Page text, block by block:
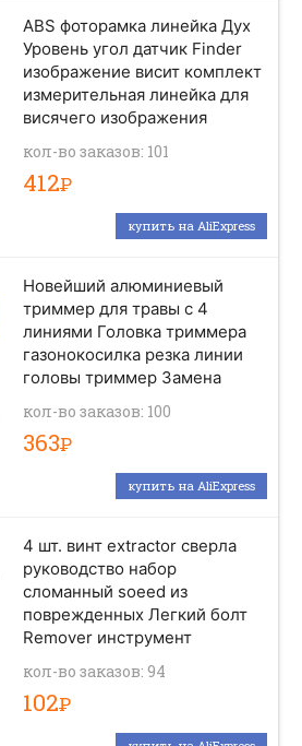
ABS фоторамка линейка Дух
Уровень угол датчик Finder
изображение висит комплект
измерительная линейка для
висячего изображения
кол-во заказов: 101
412Р
купить на AliExpress
Новейший алюминиевый
триммер для травы с 4
линиями Головка триммера
газонокосилка резка линии
головы триммер Замена
кол-во заказов: 100
363Р
купить на AliExpress
4 шт. винт extractor сверла
руководство набор
сломанный soeed из
поврежденных Легкий болт
Remover инструмент
кол-во заказов: 94
102Р